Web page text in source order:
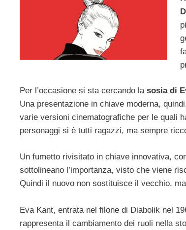
Per l’occasione si sta cercando la sosia di
Una presentazione in chiave moderna,
varie versioni cinematografiche per le quali
personaggi si è tutti ragazzi, ma sempre
Un fumetto rivisitato in chiave innovativa,
sottolineano l’importanza, visto che viene
Quindi il nuovo non sostituisce il vecchio,
Eva Kant, entrata nel filone di Diabolik nel
rappresenta il cambiamento dei ruoli nella